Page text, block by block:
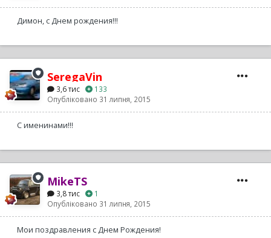
Димон, с Днем рождения!!!
SeregaVin
3,6 тис
133
Опубліковано 31 липня, 2015
С именинами!!!
MikeTS
3,8 тис
1
Опубліковано 31 липня, 2015
Мои поздравления с Днем Рождения!